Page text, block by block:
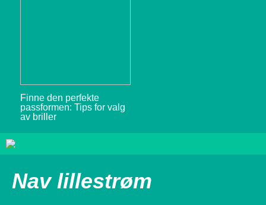
Finne den perfekte
passformen: Tips for valg
av briller
Nav lillestrøm